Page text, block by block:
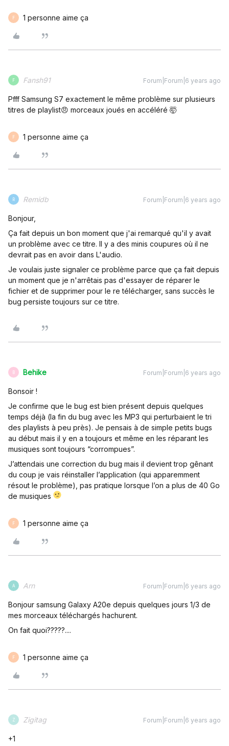
F 1 personne aime ça
F Fansh91 Forum|Forum|6 years ago
Pfff Samsung S7 exactement le même problème sur plusieurs
titres de playlist😠 morceaux joués en accéléré 🤯
F 1 personne aime ça
R Remidb Forum|Forum|6 years ago
Bonjour,
Ça fait depuis un bon moment que j'ai remarqué qu'il y avait
un problème avec ce titre. Il y a des minis coupures où il ne
devrait pas en avoir dans L'audio.
Je voulais juste signaler ce problème parce que ça fait depuis
un moment que je n'arrêtais pas d'essayer de réparer le
fichier et de supprimer pour le re télécharger, sans succès le
bug persiste toujours sur ce titre.
B Behike Forum|Forum|6 years ago
Bonsoir !
Je confirme que le bug est bien présent depuis quelques
temps déjà (la fin du bug avec les MP3 qui perturbaient le tri
des playlists à peu près). Je pensais à de simple petits bugs
au début mais il y en a toujours et même en les réparant les
musiques sont toujours “corrompues”.
J’attendais une correction du bug mais il devient trop gênant
du coup je vais réinstaller l’application (qui apparemment
résout le problème), pas pratique lorsque l’on a plus de 40 Go
de musiques
F 1 personne aime ça
A Arn Forum|Forum|6 years ago
Bonjour samsung Galaxy A20e depuis quelques jours 1/3 de
mes morceaux téléchargés hachurent.
On fait quoi?????....
F 1 personne aime ça
Z Zigitag Forum|Forum|6 years ago
+1